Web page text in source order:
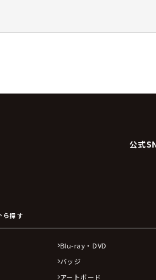
公式
ら探す
Blu-ray・DVD
バッジ
アートボード